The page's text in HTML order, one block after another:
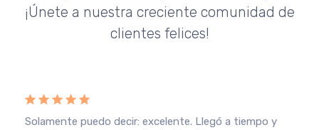
¡Únete a nuestra creciente comunidad de
clientes felices!
Recebi a encomenda em perfeitas condições, o que